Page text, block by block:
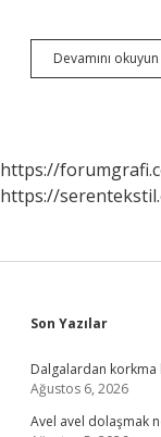
Devamını okuyun
https://
https://
Sidebar
Son Yazılar
Dalgalardan korkma
Ağustos 6, 2026
Avel avel dolaşmak